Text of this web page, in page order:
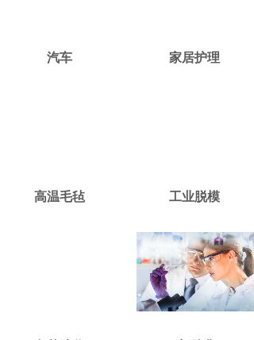
家居护理
汽车
高温毛毡 工业脱模